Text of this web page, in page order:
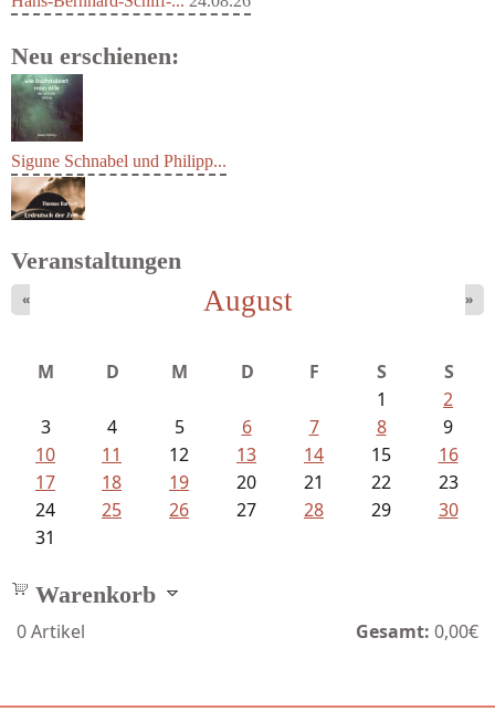
Neu erschienen:
Sigune Schnabel und Philipp...
Veranstaltungen
August
« »
M D M D F S
S
1
2
3
4 5 6 7 8
9
10
11 12 13 14 15
16
17
18 19 20 21 22
23
24
25 26 27 28 29
30
31
Warenkorb
0Artikel Gesamt: 0,00€